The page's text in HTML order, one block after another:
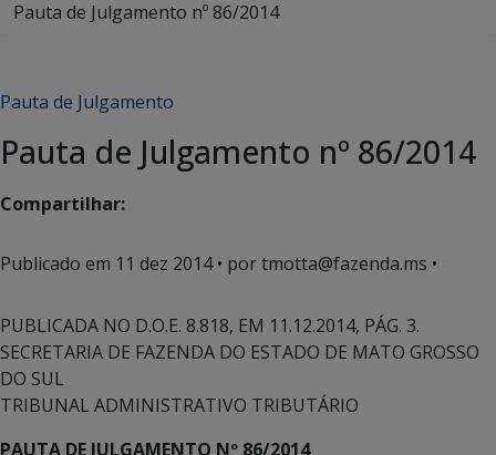
Pauta de Julgamento nº 86/2014
Pauta de Julgamento
Pauta de Julgamento nº 86/2014
Compartilhar:
Publicado em 11 dez 2014• por tmotta@fazenda.ms •
PUBLICADA NO D.O.E. 8.818, EM 11.12.2014, PÁG. 3.
SECRETARIA DE FAZENDA DO ESTADO DE MATO GROSSO
DO SUL
TRIBUNAL ADMINISTRATIVO TRIBUTÁRIO
PAUTA DE JULGAMENTO Nº 86/2014